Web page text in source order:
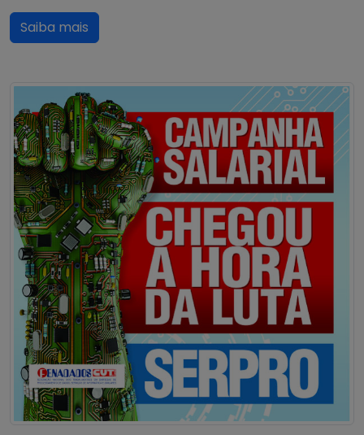
Saiba mais